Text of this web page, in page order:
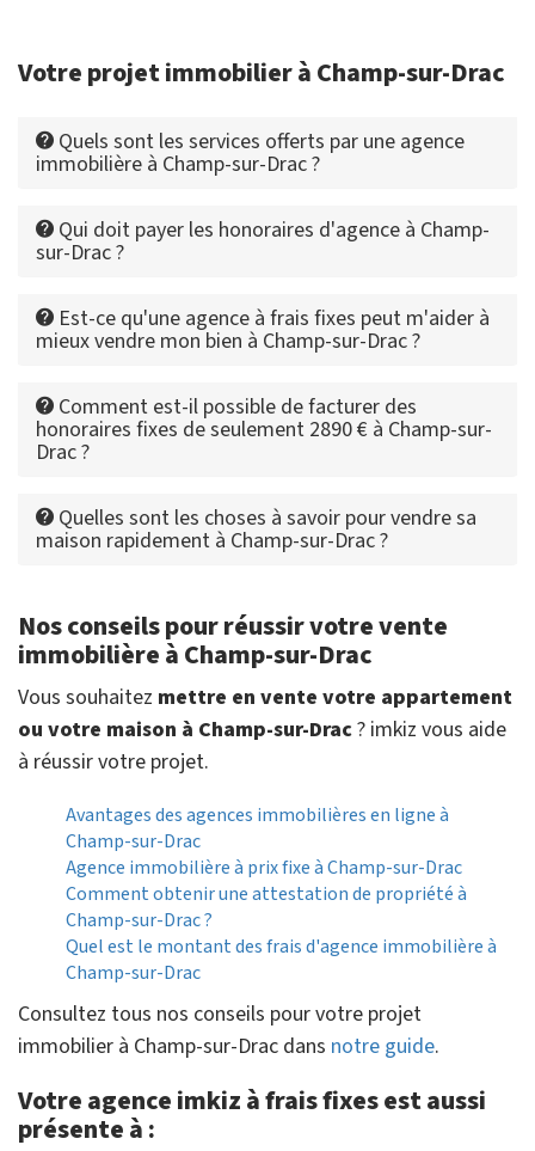
Votre projet immobilier à Champ-sur-Drac
Quels sont les services offerts par une agence
immobilière à Champ-sur-Drac ?
Qui doit payer les honoraires d'agence à Champ-
sur-Drac ?
Est-ce qu'une agence à frais fixes peut m'aider à
mieux vendre mon bien à Champ-sur-Drac ?
Comment est-il possible de facturer des
honoraires fixes de seulement 2890 € à Champ-sur-
Drac ?
Quelles sont les choses à savoir pour vendre sa
maison rapidement à Champ-sur-Drac ?
Nos conseils pour réussir votre vente
immobilière à Champ-sur-Drac
Vous souhaitez mettre en vente votre appartement
ou votre maison à Champ-sur-Drac? imkiz vous aide
à réussir votre projet.
Avantages des agences immobilières en ligne à
Champ-sur-Drac
Agence immobilière à prix fixe à Champ-sur-Drac
Comment obtenir une attestation de propriété à
Champ-sur-Drac ?
Quel est le montant des frais d'agence immobilière à
Champ-sur-Drac
Consultez tous nos conseils pour votre projet
immobilier à Champ-sur-Drac dans notre guide.
Votre agence imkiz à frais fixes est aussi
présente à :